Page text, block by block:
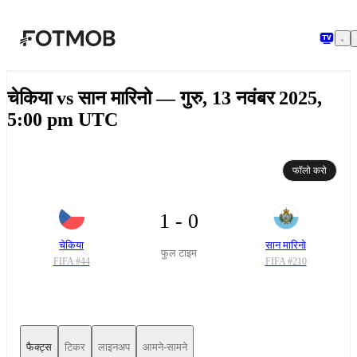
चेकिया vs सान मारिनो — गुरु, 13 नवंबर 2025,
5:00 pm UTC
फॉलो करो
चेकिया
FIFA #44
1 - 0
फुल टाइम
सान मारिनो
FIFA #210
फैक्ट्स टिकर लाइनअप आमने-सामने